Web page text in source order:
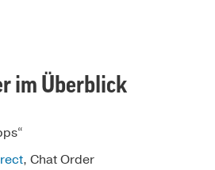
im Überblick
, Chat Order